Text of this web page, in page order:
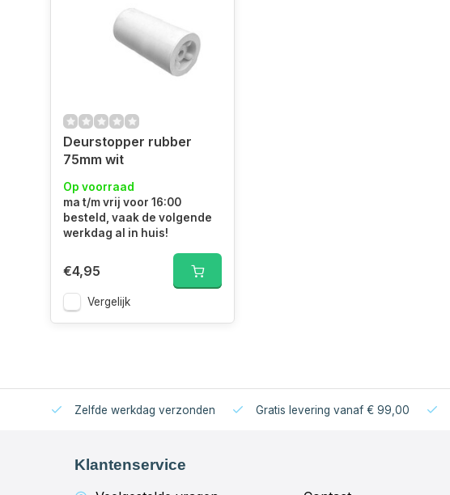
Deurstopper rubber
75mm wit
Op voorraad
ma t/m vrij voor 16:00
besteld, vaak de volgende
werkdag al in huis!
€4,95
Vergelijk
Zelfde werkdag verzonden Gratis levering vanaf € 99,00
Klantenservice